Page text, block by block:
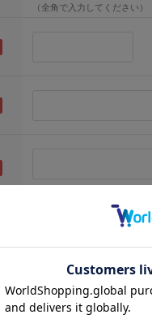
（全角で入力してください）